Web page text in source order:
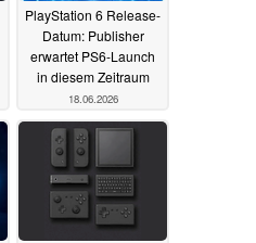
PlayStation 6 Release-
Datum: Publisher
erwartet PS6-Launch
in diesem Zeitraum
18.06.2026